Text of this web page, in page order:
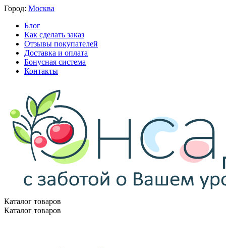
Город: Москва
Блог
Как сделать заказ
Отзывы покупателей
Доставка и оплата
Бонусная система
Контакты
Каталог товаров
Каталог товаров